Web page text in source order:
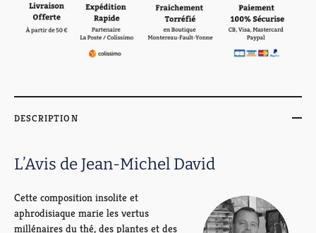
DESCRIPTION
L’Avis de Jean-Michel David
Cette composition insolite et
aphrodisiaque marie les vertus
millénaires du thé, des plantes et des